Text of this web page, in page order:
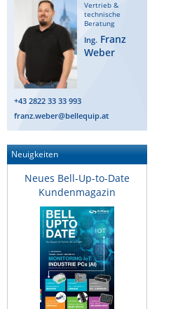
Vertrieb &
technische
Beratung
Ing. Franz
Weber
+43 2822 33 33 993
franz.weber@bellequip.at
Neuigkeiten
Neues Bell-Up-to-Date
Kundenmagazin